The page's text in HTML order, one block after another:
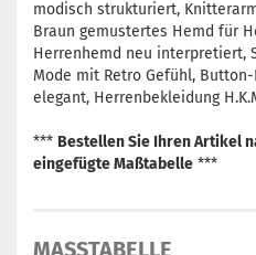
modisch strukturiert,
Braun gemustertes Hemd für
Herrenhemd neu interpretiert,
Mode mit Retro Gefühl,
elegant, Herrenbekleidung
*** Bestellen Sie Ihren Artikel
eingefügte Maßtabelle ***
MASSTABELLE